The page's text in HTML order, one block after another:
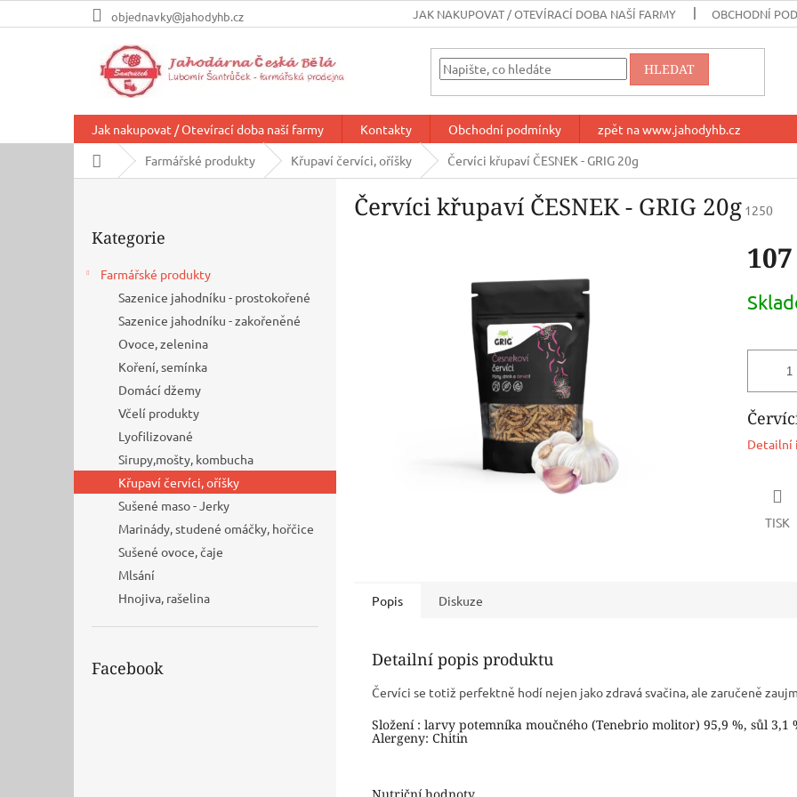
na
objednavky@jahodyhb.cz JAK NAKUPOVAT / OTEVÍRACÍ DOBA NAŠÍ FARMY OBCHODNÍ
HLEDAT
Jak nakupovat / Otevírací doba naší farmy Kontakty Obchodní podmínky
zpět na www.jahodyhb.cz
Domů
Farmářské produkty Křupaví červíci, oříšky Červíci křupaví ČESNEK - GRIG 20g
kategorie
Kategorie
Farmářské produkty
Sazenice jahodníku - prostokořené
Sazenice jahodníku - zakořeněné
Ovoce, zelenina
Koření, semínka
Domácí džemy
Včelí produkty
Lyofilizované
Sirupy,mošty, kombucha
Křupaví červíci, oříšky
Sušené maso - Jerky
Marinády, studené omáčky, hořčice
Sušené ovoce, čaje
Mlsání
Hnojiva, rašelina
Facebook
Červíci křupaví ČESNEK - GRIG 20g 1250
cena:
Detailní
TISK
Popis Diskuze
Detailní popis produktu
Červíci se totiž perfektně hodí nejen jako zdravá svačina, ale zaručeně
Složení : larvy potemníka moučného (Tenebrio molitor) 95,9 %, sůl 3,1
Alergeny: Chitin